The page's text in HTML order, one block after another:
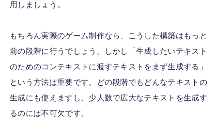
用しましょう。
もちろん実際のゲーム制作なら、こうした構築はもっと
前の段階に行うでしょう。しかし「生成したいテキスト
のためのコンテキストに渡すテキストをまず生成する」
という方法は重要です。どの段階でもどんなテキストの
生成にも使えますし、少人数で広大なテキストを生成す
るのには不可欠です。